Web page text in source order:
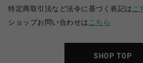
特定商取引法など法令に基づく表記は こ
ショップお問い合わせは こちら
SHOP TOP